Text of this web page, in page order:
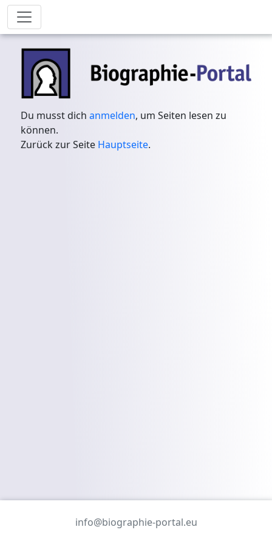
Du musst dichanmelden, um Seiten lesen zu
können.
Zurück zur Seite Hauptseite.
info@biographie-portal.eu